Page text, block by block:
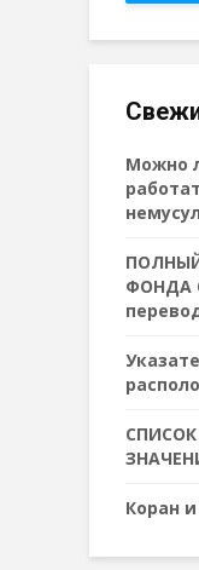
Можно
ФОНДА
Коран